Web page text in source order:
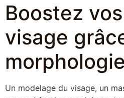
Boostez
visage
Un modelage du visage, un